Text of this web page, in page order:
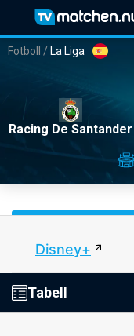
Fotboll / La Liga
Racing De Santander
Disney+
Tabell